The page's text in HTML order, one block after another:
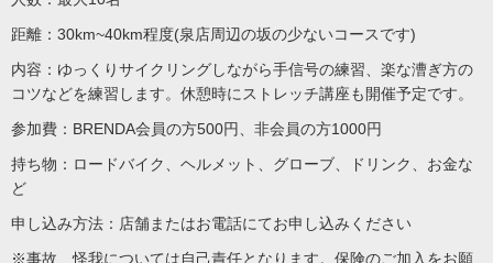
距離：30km~40km程度(泉店周辺の坂の少ないコースです)
内容：ゆっくりサイクリングしながら手信号の練習、楽な漕ぎ方の
コツなどを練習します。休憩時にストレッチ講座も開催予定です。
参加費：BRENDA会員の方500円、非会員の方1000円
持ち物：ロードバイク、ヘルメット、グローブ、ドリンク、お金な
ど
申し込み方法：店舗またはお電話にてお申し込みください
※事故、怪我については自己責任となります。保険のご加入をお願